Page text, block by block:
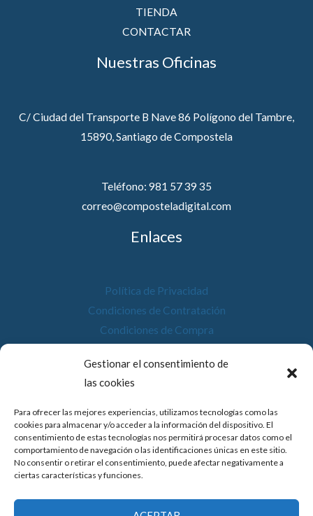
Gestionar el consentimiento de
las cookies
Para ofrecer las mejores experiencias, utilizamos tecnologías como las
cookies para almacenar y/o acceder a la información del dispositivo. El
consentimiento de estas tecnologías nos permitirá procesar datos como el
comportamiento de navegación o las identificaciones únicas en este sitio.
No consentir o retirar el consentimiento, puede afectar negativamente a
ciertas características y funciones.
TIENDA
CONTACTAR
Nuestras Oficinas
C/ Ciudad del Transporte B Nave 86 Polígono del Tambre,
15890, Santiago de Compostela
Teléfono: 981 57 39 35
correo@composteladigital.com
Enlaces
Política de Privacidad
Condiciones de Contratación
Condiciones de Compra
Política de Cookies
Accesibilidad
© 2026 Compostela Digital
Financiado por la Unión Europea con el programa de Kit